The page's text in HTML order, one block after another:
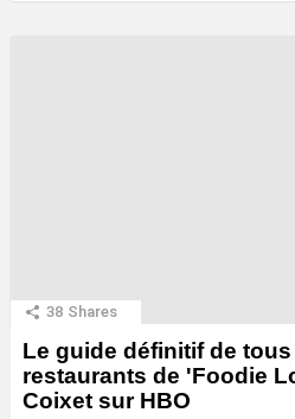
38 Shares
Le guide définitif de
restaurants de 'Foodie
Coixet sur HBO